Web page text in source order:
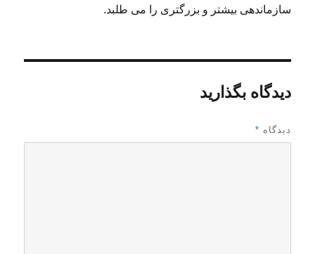
سازماندهی بیشتر و بزرگتری را می طلبد.
دیدگاه بگذارید
دیدگاه *